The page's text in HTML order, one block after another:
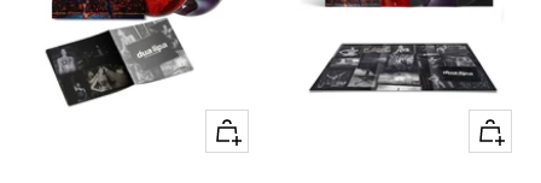
+
Añadir
+
Añadir